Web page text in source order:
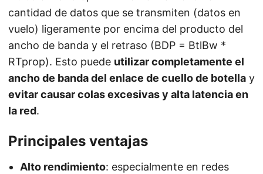
cantidad de datos que se transmiten (datos en
vuelo) ligeramente por encima del producto del
ancho de banda y el retraso (BDP = BtlBw *
RTprop). Esto puede utilizar completamente el
ancho de banda del enlace de cuello de botella y
evitar causar colas excesivas y alta latencia en
la red.
Principales ventajas
Alto rendimiento: especialmente en redes